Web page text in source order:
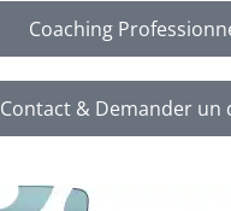
Coaching
Contact & Demander un